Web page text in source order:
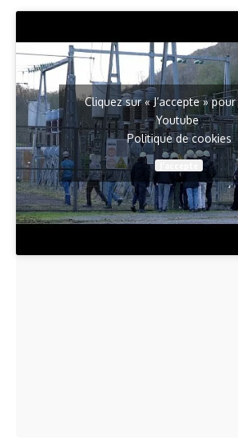
Cliquez sur « J’accepte »
Youtube
Politique de cookies